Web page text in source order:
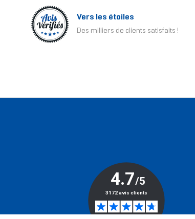
Vers les étoiles
Des milliers de clients satisfaits !